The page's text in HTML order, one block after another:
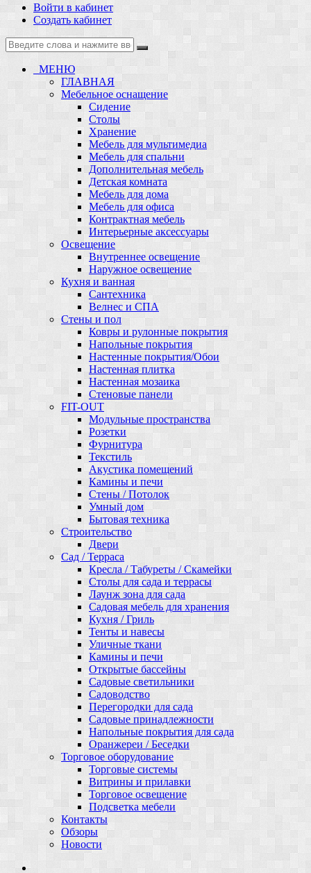
Войти в кабинет
Создать кабинет
МЕНЮ
ГЛАВНАЯ
Мебельное оснащение
Сидение
Столы
Хранение
Мебель для мультимедиа
Мебель для спальни
Дополнительная мебель
Детская комната
Мебель для дома
Мебель для офиса
Контрактная мебель
Интерьерные аксессуары
Освещение
Внутреннее освещение
Наружное освещение
Кухня и ванная
Сантехника
Велнес и СПА
Стены и пол
Ковры и рулонные покрытия
Напольные покрытия
Настенные покрытия/Обои
Настенная плитка
Настенная мозаика
Стеновые панели
FIT-OUT
Модульные пространства
Розетки
Фурнитура
Текстиль
Акустика помещений
Камины и печи
Стены / Потолок
Умный дом
Бытовая техника
Строительство
Двери
Сад / Терраса
Кресла / Табуреты / Скамейки
Столы для сада и террасы
Лаунж зона для сада
Садовая мебель для хранения
Кухня / Гриль
Тенты и навесы
Уличные ткани
Камины и печи
Открытые бассейны
Садовые светильники
Садоводство
Перегородки для сада
Садовые принадлежности
Напольные покрытия для сада
Оранжереи / Беседки
Торговое оборудование
Торговые системы
Витрины и прилавки
Торговое освещение
Подсветка мебели
Контакты
Обзоры
Новости